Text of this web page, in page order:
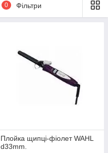
0 Фільтри
Плойка щипці-фіолет WAHL
d33mm.